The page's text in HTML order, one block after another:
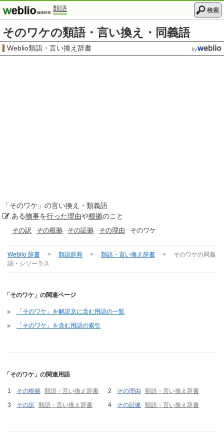
類語 検索
そのワケの類語・言い換え・同義語
Weblio類語・言い換え辞書
「そのワケ 」の言い換え・類義語
ある物事を行った理由や根拠のこと
その訳 その根拠 その証拠 その理由 そのワケ
Weblio 辞書 > 類語辞典 > 類語・言い換え辞書 > そのワケの同義
語・シソーラス
「そのワケ」の関連ページ
「そのワケ」を解説文に含む用語の一覧
「そのワケ」を含む用語の索引
「そのワケ」の関連用語
その根拠 類語・言い換え辞書 その理由
類語・言い換え辞書
その訳
類語・言い換え辞書 その証拠 類語・言い換え辞書